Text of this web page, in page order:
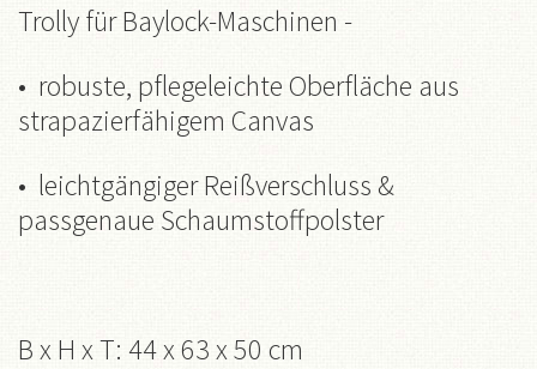
Trolly für Baylock-Maschinen -
• robuste, pflegeleichte Oberfläche aus
strapazierfähigem Canvas
• leichtgängiger Reißverschluss &
passgenaue Schaumstoffpolster
B x H x T: 44 x 63 x 50 cm